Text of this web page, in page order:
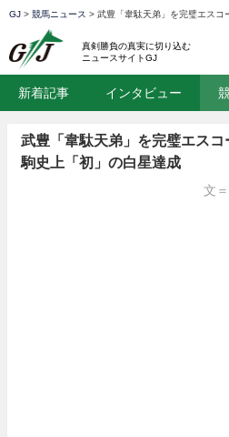
GJ > 競馬ニュース > 武豊「韋駄天弟」を完璧エスコ
真剣勝負の真実に切り込む
ニュースサイトGJ
新着記事 インタビュー
武豊「韋駄天弟」を完璧エス
駒史上「初」の白星達成
文